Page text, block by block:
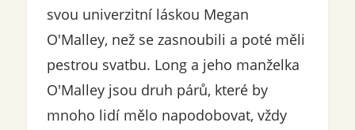
svou univerzitní láskou Megan
O'Malley, než se zasnoubili a poté měli
pestrou svatbu. Long a jeho manželka
O'Malley jsou druh párů, které by
mnoho lidí mělo napodobovat, vždy